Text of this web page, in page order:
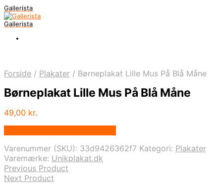
Gallerista
Gallerista
Forside / Plakater / Børneplakat Lille Mus På Blå Måne
Børneplakat Lille Mus På Blå Måne
49,00 kr.
Varenummer (SKU): 33d9426362f7 Kategori: Plakater
Varemærke: Unikplakat.dk
Previous Product
Next Product